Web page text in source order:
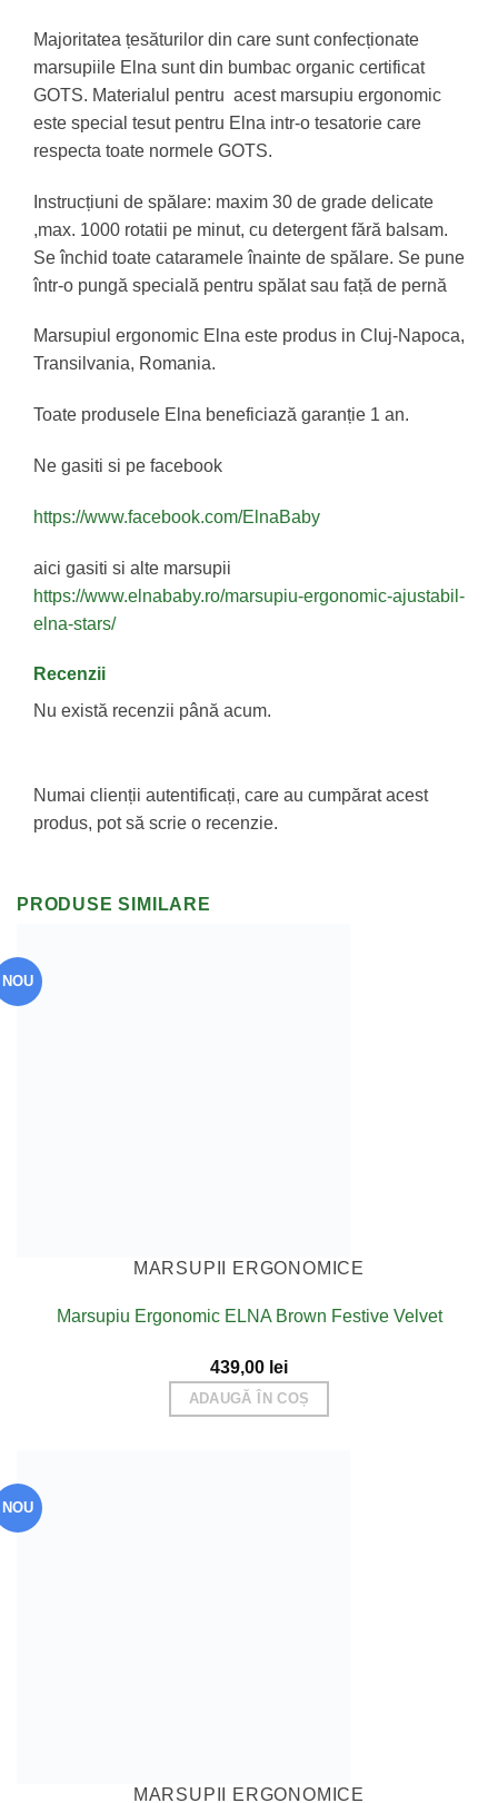
Majoritatea țesăturilor din care sunt confecționate
marsupiile Elna sunt din bumbac organic certificat
GOTS. Materialul pentru acest marsupiu ergonomic
este special tesut pentru Elna intr-o tesatorie care
respecta toate normele GOTS.
Instrucțiuni de spălare: maxim 30 de grade delicate
,max. 1000 rotatii pe minut, cu detergent fără balsam.
Se închid toate cataramele înainte de spălare. Se pune
într-o pungă specială pentru spălat sau față de pernă
Marsupiul ergonomic Elna este produs in Cluj-Napoca,
Transilvania, Romania.
Toate produsele Elna beneficiază garanție 1 an.
Ne gasiti si pe facebook
https://www.facebook.com/ElnaBaby
aici gasiti si alte marsupii
https://www.elnababy.ro/marsupiu-ergonomic-ajustabil-
elna-stars/
Recenzii
Nu există recenzii până acum.
Numai clienții autentificați, care au cumpărat acest
produs, pot să scrie o recenzie.
PRODUSE SIMILARE
NOU
MARSUPII ERGONOMICE
Marsupiu Ergonomic ELNA Brown Festive Velvet
439,00 lei
ADAUGĂ ÎN COȘ
NOU
MARSUPII ERGONOMICE